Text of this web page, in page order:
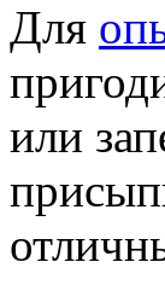
Для
или